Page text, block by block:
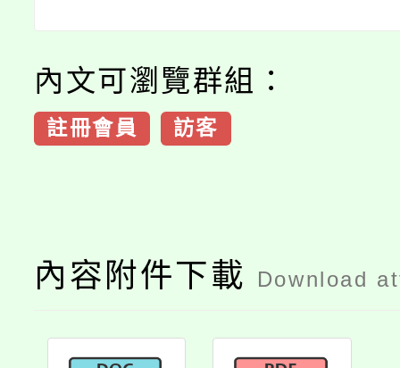
內文可瀏覽群組：
註冊會員 訪客
內容附件下載 Download